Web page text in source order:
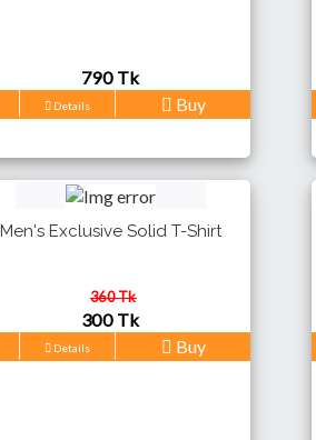
790 Tk
Details Buy
Men's Exclusive Solid T-Shirt
360 Tk
300 Tk
Details Buy